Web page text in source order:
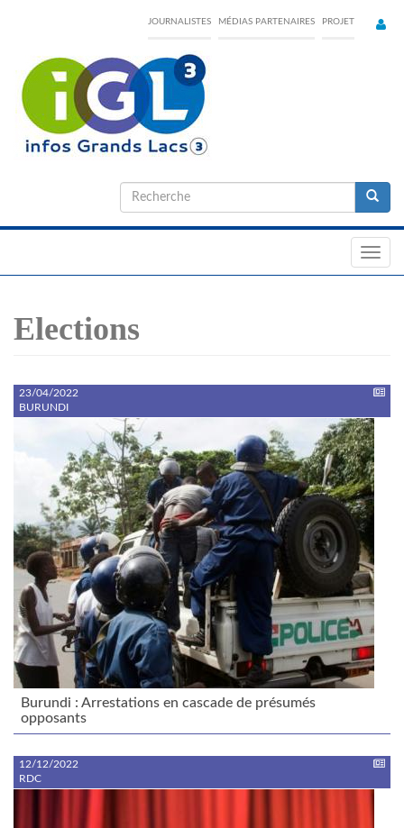
content
JOURNALISTES MÉDIAS PARTENAIRES PROJET
Formulaire
de
Elections
23/04/2022
BURUNDI
Burundi : Arrestations en cascade de présumés
opposants
12/12/2022
RDC